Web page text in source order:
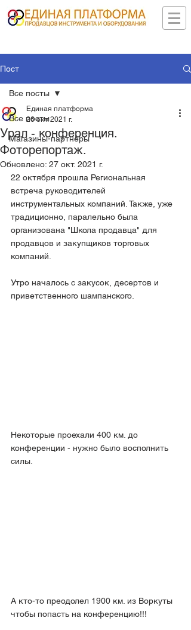
Пост
Все посты
Магазины-партнеры
Все посты
Урал - конференция.
Фоторепортаж.
Единая платформа
26 окт. 2021 г.
Обновлено: 27 окт. 2021 г.
22 октября прошла Региональная
встреча руководителей
инструментальных компаний. Также, уже
традиционно, паралельно была
организована "Школа продавца" для
продавцов и закупщиков торговых
компаний.
Утро началось с закусок, десертов и
приветственного шампанского.
Некоторые проехали 400 км. до
конференции - нужно было восполнить
силы.
А кто-то преодолел 1900 км. из Воркуты
чтобы попасть на конференцию!!!